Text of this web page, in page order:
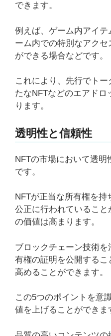
できます。
例えば、ゲーム内アイ
ーム内での特別なアク
ができる場合などです。
これにより、先行でト
たなNFTなどのエアドロ
ります。
透明性と信頼性
NFTの市場において透
です。
NFTが正当な所有権を持
公正に行われているこ
の価値は高まります。
ブロックチェーン技術
有権の証明を公開する
高めることができます。
この5つのポイントを意
値を上げることができま